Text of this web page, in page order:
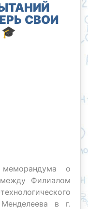
СВОИ
о
между Филиалом
в г.